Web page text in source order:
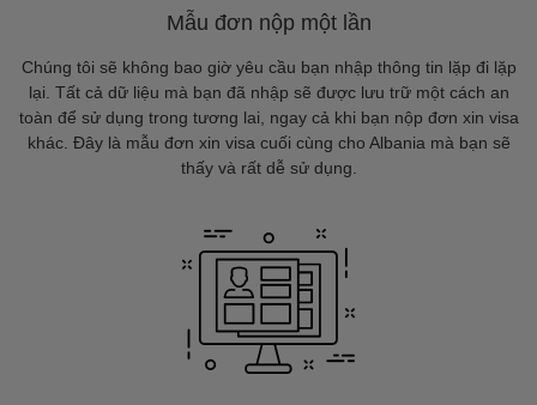
Mẫu đơn nộp một lần
Chúng tôi sẽ không bao giờ yêu cầu bạn nhập thông tin lặp đi lặp
lại. Tất cả dữ liệu mà bạn đã nhập sẽ được lưu trữ một cách an
toàn để sử dụng trong tương lai, ngay cả khi bạn nộp đơn xin visa
khác. Đây là mẫu đơn xin visa cuối cùng cho Albania mà bạn sẽ
thấy và rất dễ sử dụng.